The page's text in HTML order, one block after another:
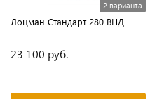
2 варианта
Лоцман Стандарт 280 ВНД
23 100 руб.